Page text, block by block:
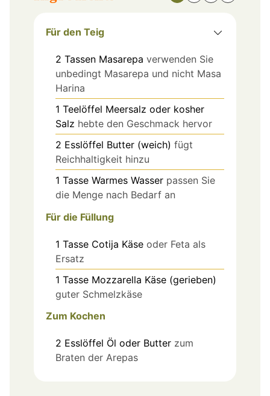
Für den Teig
2 Tassen Masarepa verwenden Sie
unbedingt Masarepa und nicht Masa
Harina
1 Teelöffel Meersalz oder kosher
Salz hebte den Geschmack hervor
2 Esslöffel Butter (weich) fügt
Reichhaltigkeit hinzu
1 Tasse Warmes Wasser passen Sie
die Menge nach Bedarf an
Für die Füllung
1 Tasse Cotija Käse oder Feta als
Ersatz
1 Tasse Mozzarella Käse (gerieben)
guter Schmelzkäse
Zum Kochen
2 Esslöffel Öl oder Butter zum
Braten der Arepas